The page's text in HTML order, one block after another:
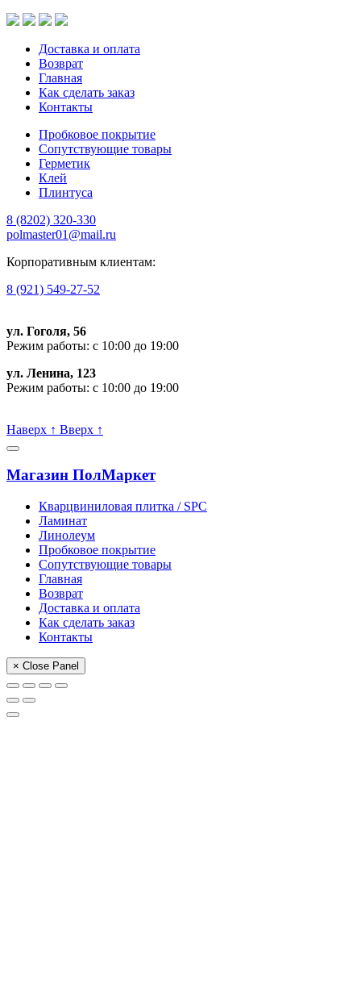
Доставка и оплата
Возврат
Главная
Как сделать заказ
Контакты
Пробковое покрытие
Сопутствующие товары
Герметик
Клей
Плинтуса
8 (8202) 320-330
polmaster01@mail.ru
Корпоративным клиентам:
8 (921) 549-27-52
ул. Гоголя, 56
Режим работы: с 10:00 до 19:00
ул. Ленина, 123
Режим работы: с 10:00 до 19:00
Наверх ↑ Вверх ↑
Магазин ПолМаркет
Кварцвиниловая плитка / SPС
Ламинат
Линолеум
Пробковое покрытие
Сопутствующие товары
Главная
Возврат
Доставка и оплата
Как сделать заказ
Контакты
× Close Panel